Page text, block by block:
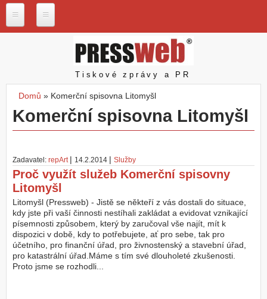
P
e
b
.
c
N
a
š
e
s
l
u
ž
b
y
Pressweb
Tiskové zprávy a PR
Jste zde
Domů » Komerční spisovna Litomyšl
Komerční spisovna Litomyšl
Zadavatel: repArt | 14.2.2014 | Služby
Proč využít služeb Komerční spisovny
Litomyšl
Litomyšl (Pressweb) - Jistě se někteří z vás dostali do situace,
kdy jste při vaší činnosti nestíhali zakládat a evidovat vznikající
písemnosti způsobem, který by zaručoval vše najít, mít k
dispozici v době, kdy to potřebujete, ať pro sebe, tak pro
účetního, pro finanční úřad, pro živnostenský a stavební úřad,
pro katastrální úřad.Máme s tím své dlouholeté zkušenosti.
Proto jsme se rozhodli...